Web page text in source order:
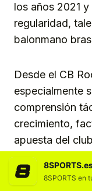
los años 2021
regularidad,
balonmano
Desde el CB
especialmente
comprensión
crecimiento,
apuesta del
proyección
competitiva.
8SPORTS en